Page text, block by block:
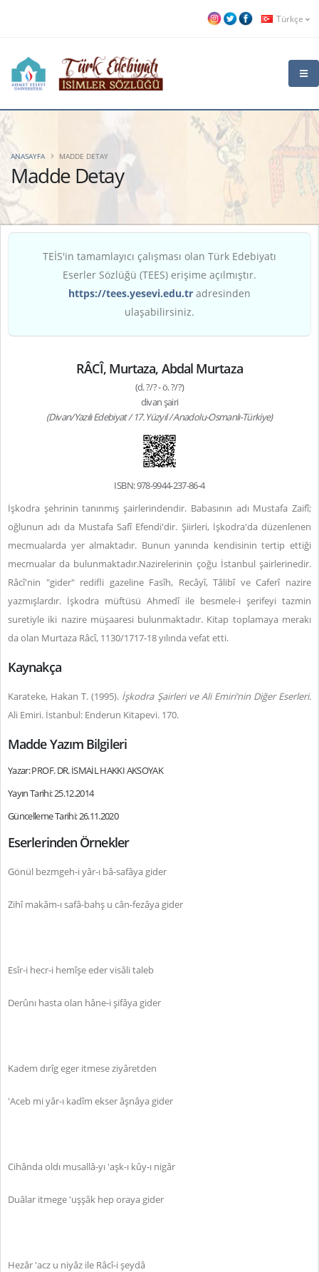
Türkçe
Madde Detay
ANASAYFA MADDE DETAY
TEİS'in tamamlayıcı çalışması olan Türk Edebiyatı
Eserler Sözlüğü (TEES) erişime açılmıştır.
https://tees.yesevi.edu.tr adresinden
ulaşabilirsiniz.
RÂCÎ, Murtaza, Abdal Murtaza
(d. ?/? - ö. ?/?)
divan şairi
(Divan/Yazılı Edebiyat / 17. Yüzyıl / Anadolu-Osmanlı-Türkiye)
ISBN: 978-9944-237-86-4
İşkodra şehrinin tanınmış şairlerindendir. Babasının adı Mustafa Zaifî;
oğlunun adı da Mustafa Safî Efendi'dir. Şiirleri, İşkodra'da düzenlenen
mecmualarda yer almaktadır. Bunun yanında kendisinin tertip ettiği
mecmualar da bulunmaktadır.Nazirelerinin çoğu İstanbul şairlerinedir.
Râcî'nin "gider" redifli gazeline Fasîh, Recâyî, Tâlibî ve Caferî nazire
yazmışlardır. İşkodra müftüsü Ahmedî ile besmele-i şerifeyi tazmin
suretiyle iki nazire müşaaresi bulunmaktadır. Kitap toplamaya merakı
da olan Murtaza Râcî, 1130/1717-18 yılında vefat etti.
Kaynakça
Karateke, Hakan T. (1995). İşkodra Şairleri ve Ali Emiri’nin Diğer Eserleri.
Ali Emiri. İstanbul: Enderun Kitapevi. 170.
Madde Yazım Bilgileri
Yazar: PROF. DR. İSMAİL HAKKI AKSOYAK
Yayın Tarihi: 25.12.2014
Güncelleme Tarihi: 26.11.2020
Eserlerinden Örnekler
Gönül bezmgeh-i yâr-ı bâ-safâya gider
Zihî makâm-ı safâ-bahş u cân-fezâya gider
Esîr-i hecr-i hemîşe eder visâli taleb
Derûnı hasta olan hâne-i şifâya gider
Kadem dırîg eger itmese ziyâretden
'Aceb mi yâr-ı kadîm ekser âşnâya gider
Cihânda oldı musallâ-yı 'aşk-ı kûy-ı nigâr
Duâlar itmege 'uşşâk hep oraya gider
Hezâr 'acz u niyâz ile Râcî-i şeydâ